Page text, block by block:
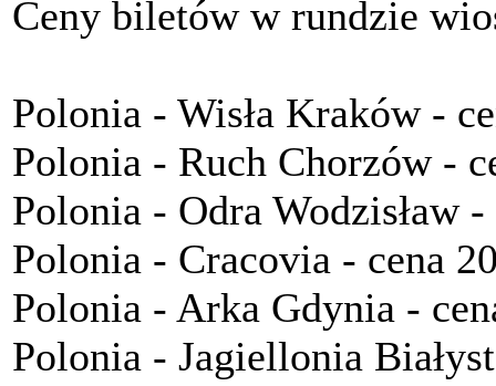
Ceny biletów w rundzie
Polonia - Wisła Kraków -
Polonia - Ruch Chorzów -
Polonia - Odra Wodzisław -
Polonia - Cracovia - cena
Polonia - Arka Gdynia -
Polonia - Jagiellonia